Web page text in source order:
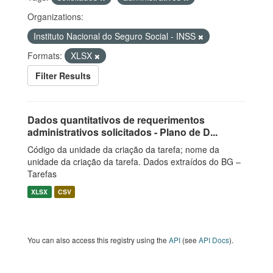
Organizations:
Instituto Nacional do Seguro Social - INSS
Formats:
XLSX
Filter Results
Dados quantitativos de requerimentos
administrativos solicitados - Plano de D...
Código da unidade da criação da tarefa; nome da
unidade da criação da tarefa. Dados extraídos do BG –
Tarefas
XLSX CSV
You can also access this registry using the API (see API Docs).